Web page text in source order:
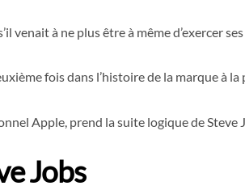
venait à ne plus être à même d’exercer
fois dans l’histoire de la marque à
Apple, prend la suite logique de Steve
Jobs